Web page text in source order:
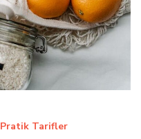
Pratik Tarifler